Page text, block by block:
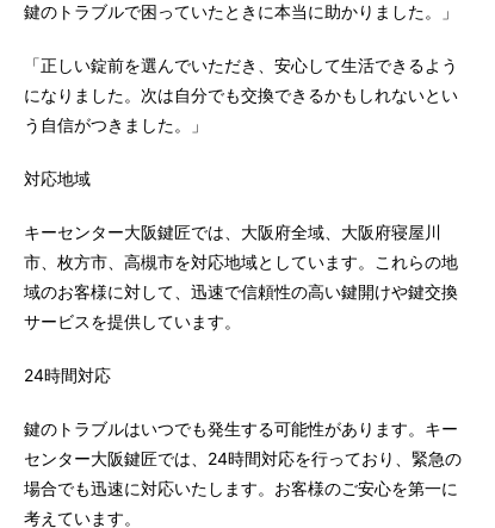
鍵のトラブルで困っていたときに本当に助かりました。」
「正しい錠前を選んでいただき、安心して生活できるよう
になりました。次は自分でも交換できるかもしれないとい
う自信がつきました。」
対応地域
キーセンター大阪鍵匠では、大阪府全域、大阪府寝屋川
市、枚方市、高槻市を対応地域としています。これらの地
域のお客様に対して、迅速で信頼性の高い鍵開けや鍵交換
サービスを提供しています。
24時間対応
鍵のトラブルはいつでも発生する可能性があります。キー
センター大阪鍵匠では、24時間対応を行っており、緊急の
場合でも迅速に対応いたします。お客様のご安心を第一に
考えています。